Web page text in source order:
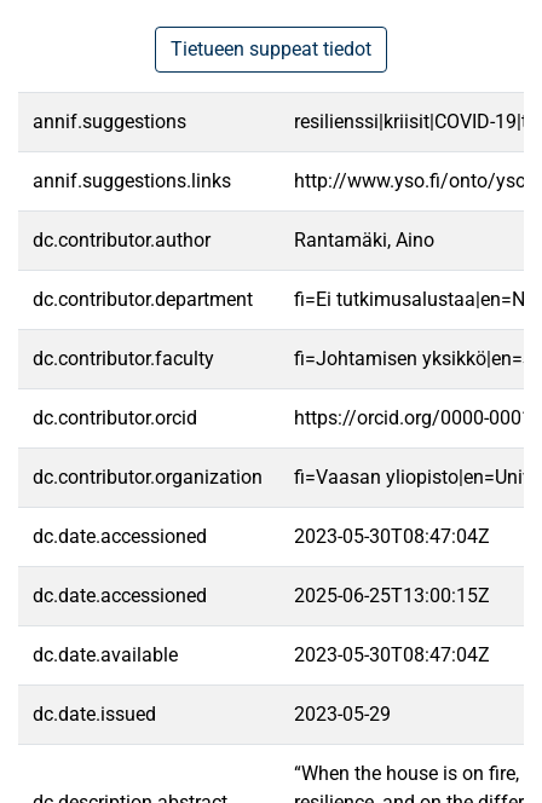
Tietueen suppeat tiedot
annif.suggestions resilienssi|kriisit|COVID-
annif.suggestions.links http://www.yso.fi/onto/
dc.contributor.author Rantamäki, Aino
dc.contributor.department fi=Ei
dc.contributor.faculty fi=Johtamisen
dc.contributor.orcid https://orcid.org/0000-0001-
dc.contributor.organization fi=Vaasan
dc.date.accessioned 2023-05-30T08:47:04Z
dc.date.accessioned 2025-06-25T13:00:15Z
dc.date.available 2023-05-30T08:47:04Z
dc.date.issued 2023-05-29
“When the house is on fire,